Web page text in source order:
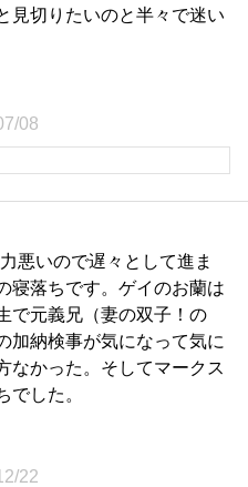
見切りたいのと半々で迷い
08
悪いので遅々として進ま
寝落ちです。ゲイのお蘭は
で元義兄（妻の双子！の
加納検事が気になって気に
なかった。そしてマークス
した。
22